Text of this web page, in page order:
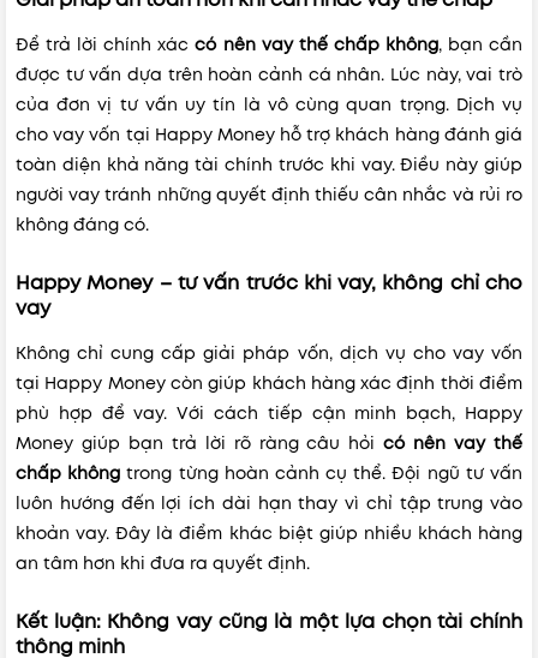
Để trả lời chính xáccó nên vay thế chấp không, bạn cần
được tư vấn dựa trên hoàn cảnh cá nhân. Lúc này, vai trò
của đơn vị tư vấn uy tín là vô cùng quan trọng. Dịch vụ
cho vay vốn tại Happy Money hỗ trợ khách hàng đánh giá
toàn diện khả năng tài chính trước khi vay. Điều này giúp
người vay tránh những quyết định thiếu cân nhắc và rủi ro
không đáng có.
Happy Money – tư vấn trước khi vay, không chỉ cho
vay
Không chỉ cung cấp giải pháp vốn, dịch vụ cho vay vốn
tại Happy Money còn giúp khách hàng xác định thời điểm
phù hợp để vay. Với cách tiếp cận minh bạch, Happy
Money giúp bạn trả lời rõ ràng câu hỏicó nên vay thế
chấp không trong từng hoàn cảnh cụ thể. Đội ngũ tư vấn
luôn hướng đến lợi ích dài hạn thay vì chỉ tập trung vào
khoản vay. Đây là điểm khác biệt giúp nhiều khách hàng
an tâm hơn khi đưa ra quyết định.
Kết luận: Không vay cũng là một lựa chọn tài chính
thông minh